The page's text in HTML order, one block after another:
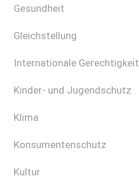
Gesundheit
Gleichstellung
Internationale Gerechtigkeit
Kinder- und Jugendschutz
Klima
Konsumentenschutz
Kultur